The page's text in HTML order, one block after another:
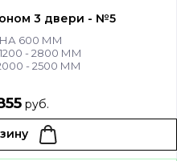
3 двери - №5
600 ММ
- 2800 ММ
- 2500 ММ
руб.